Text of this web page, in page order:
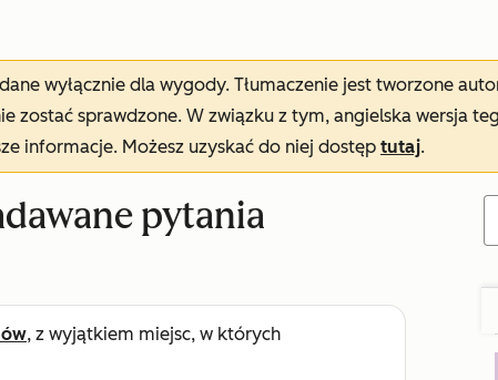
wyłącznie dla wygody. Tłumaczenie jest tworzone
zostać sprawdzone. W związku z tym, angielska wersja
informacje. Możesz uzyskać do niej dostęp tutaj.
pytania
, z wyjątkiem miejsc, w których